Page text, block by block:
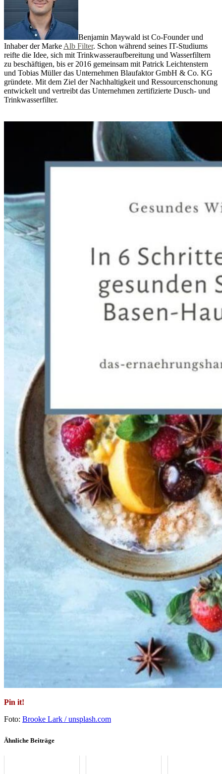
Benjamin Maywald ist Co-Founder und
Inhaber der Marke Alb Filter. Schon während seines IT-Studiums
reifte die Idee, sich mit Trinkwasseraufbereitung und Wasserfiltern
zu beschäftigen, bis er 2016 gemeinsam mit Patrick Leichtenstern
und Tobias Müller das Unternehmen Blaufaktor GmbH & Co. KG
gründete. Mit dem Ziel der Nachhaltigkeit und Ressourcenschonung
entwickelt und vertreibt das Unternehmen zertifizierte Dusch- und
Trinkwasserfilter.
Pin it!
Foto: Brooke Lark / unsplash.com
Ähnliche Beiträge